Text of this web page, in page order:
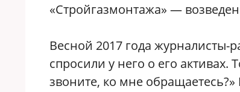
«Стройгазмонтажа» —
Весной 2017 года
спросили у него о его
звоните, ко мне